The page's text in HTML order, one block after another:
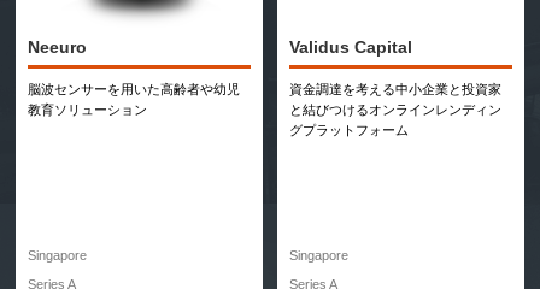
Neeuro
脳波センサーを用いた高齢者や幼児
教育ソリューション
Singapore
Series A
Validus Capital
資金調達を考える中小企業と投資家
と結びつけるオンラインレンディン
グプラットフォーム
Singapore
Series A